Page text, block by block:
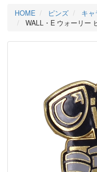
HOME ピンズ
キ
WALL・E ウォーリー